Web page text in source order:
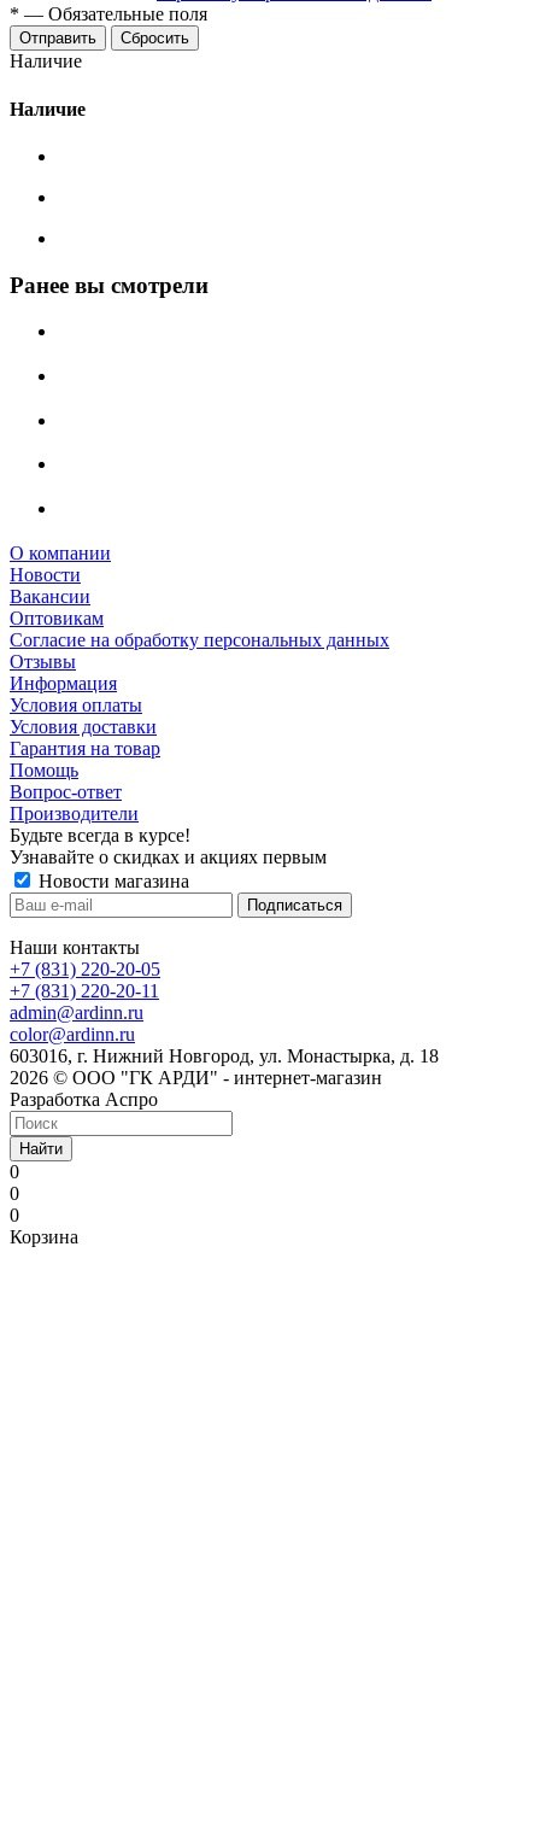
* — Обязательные поля
Сбросить
Наличие
Наличие
Ранее вы смотрели
О компании
Новости
Вакансии
Оптовикам
Cогласие на обработку персональных данных
Отзывы
Информация
Условия оплаты
Условия доставки
Гарантия на товар
Помощь
Вопрос-ответ
Производители
Будьте всегда в курсе!
Узнавайте о скидках и акциях первым
Новости магазина
Наши контакты
+7 (831) 220-20-05
+7 (831) 220-20-11
admin@ardinn.ru
color@ardinn.ru
603016, г. Нижний Новгород, ул. Монастырка, д. 18
2026 © ООО "ГК АРДИ" - интернет-магазин
Разработка Аспро
Найти
0
0
0
Корзина